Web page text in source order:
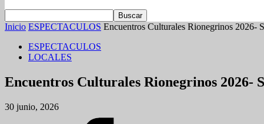
Inicio ESPECTACULOS Encuentros Culturales Rionegrinos 2026-
ESPECTACULOS
LOCALES
Encuentros Culturales Rionegrinos 2026-
30 junio, 2026